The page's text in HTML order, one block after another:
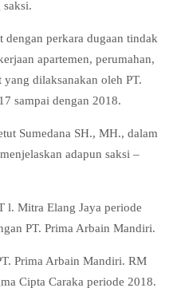
dengan perkara dugaan tindak
apartemen, perumahan,
dilaksanakan oleh PT.
sampai dengan 2018.
Sumedana SH., MH., dalam
adapun saksi –
l. Mitra Elang Jaya periode
PT. Prima Arbain Mandiri.
Prima Arbain Mandiri. RM
Cipta Caraka periode 2018.